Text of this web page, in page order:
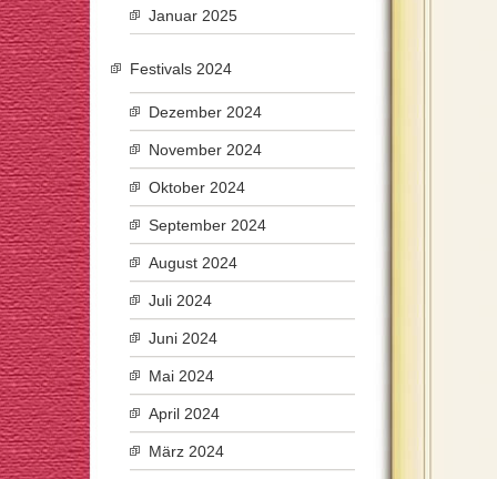
Januar 2025
Festivals 2024
Dezember 2024
November 2024
Oktober 2024
September 2024
August 2024
Juli 2024
Juni 2024
Mai 2024
April 2024
März 2024